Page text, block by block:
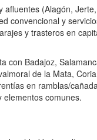
afluentes (Alagón,
convencional y
y trasteros en
con Badajoz,
de la Mata,
en ramblas/
elementos comunes.